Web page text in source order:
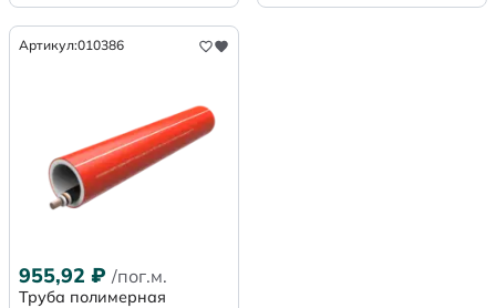
Артикул:010386
955,92 ₽ /пог.м.
Труба полимерная